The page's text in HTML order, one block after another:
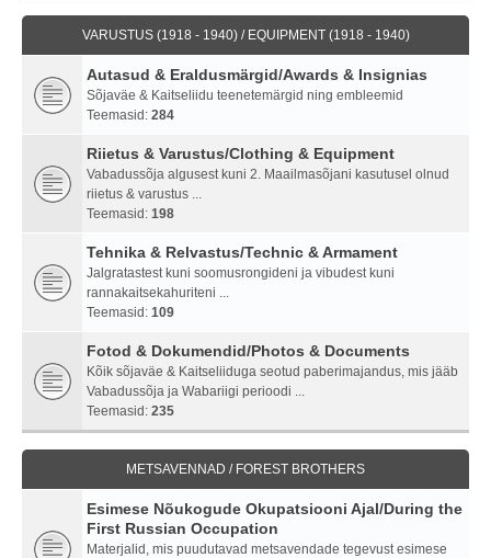
VARUSTUS (1918 - 1940) / EQUIPMENT (1918 - 1940)
Autasud & Eraldusmärgid/Awards & Insignias
Sõjaväe & Kaitseliidu teenetemärgid ning embleemid
Teemasid: 284
Riietus & Varustus/Clothing & Equipment
Vabadussõja algusest kuni 2. Maailmasõjani kasutusel olnud
riietus & varustus ...
Teemasid: 198
Tehnika & Relvastus/Technic & Armament
Jalgratastest kuni soomusrongideni ja vibudest kuni
rannakaitsekahuriteni ...
Teemasid: 109
Fotod & Dokumendid/Photos & Documents
Kõik sõjaväe & Kaitseliiduga seotud paberimajandus, mis jääb
Vabadussõja ja Wabariigi perioodi ...
Teemasid: 235
METSAVENNAD / FOREST BROTHERS
Esimese Nõukogude Okupatsiooni Ajal/During the
First Russian Occupation
Materjalid, mis puudutavad metsavendade tegevust esimese